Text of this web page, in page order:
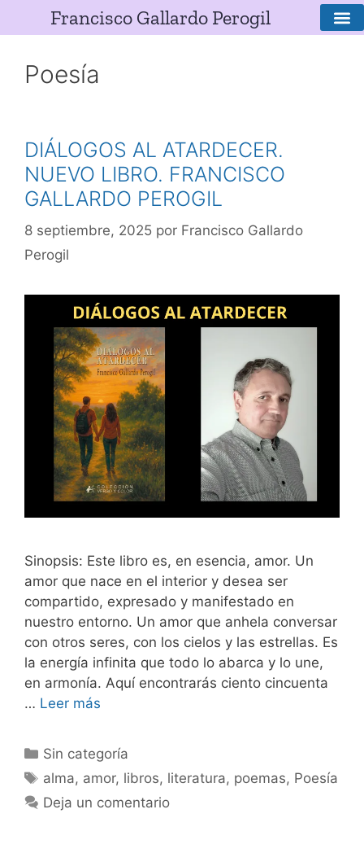
Francisco Gallardo Perogil
Poesía
DIÁLOGOS AL ATARDECER.
NUEVO LIBRO. FRANCISCO
GALLARDO PEROGIL
8 septiembre, 2025 por Francisco Gallardo
Perogil
Sinopsis: Este libro es, en esencia, amor. Un
amor que nace en el interior y desea ser
compartido, expresado y manifestado en
nuestro entorno. Un amor que anhela conversar
con otros seres, con los cielos y las estrellas. Es
la energía infinita que todo lo abarca y lo une,
en armonía. Aquí encontrarás ciento cincuenta
… Leer más
Sin categoría
alma, amor, libros, literatura, poemas, Poesía
Deja un comentario